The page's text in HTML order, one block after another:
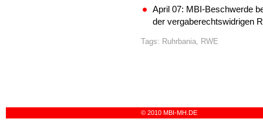
April 07: MBI-Beschwerde
der vergaberechtswidrigen
Tags: Ruhrbania, RWE
© 2010 MBI-MH.DE